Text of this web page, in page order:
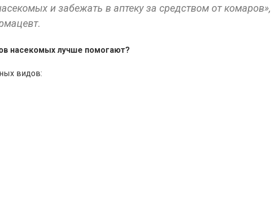
и забежать в аптеку за средством от комаров»,
насекомых лучше помогают?
видов: